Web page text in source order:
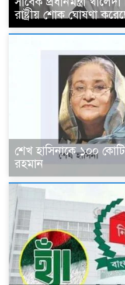
রাষ্ট্রীয় শোক ঘোষণা
শেখ হাসিনাকে ১০০
রহমান